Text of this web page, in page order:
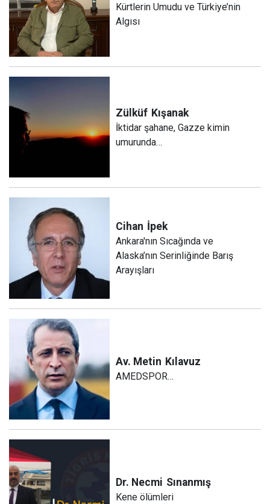
Kürtlerin Umudu ve Türkiye’nin
Algısı
Zülküf Kışanak
İktidar şahane, Gazze kimin
umurunda…
Cihan İpek
Ankara'nın Sıcağında ve
Alaska’nın Serinliğinde Barış
Arayışları
Av. Metin Kılavuz
AMEDSPOR…
Dr. Necmi Sınanmış
Kene ölümleri